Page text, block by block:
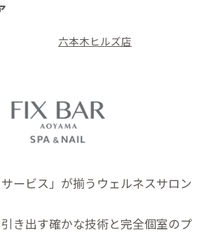
六本木ヒルズ店
サービス」が揃うウェルネスサロン
き出す確かな技術と完全個室のプ